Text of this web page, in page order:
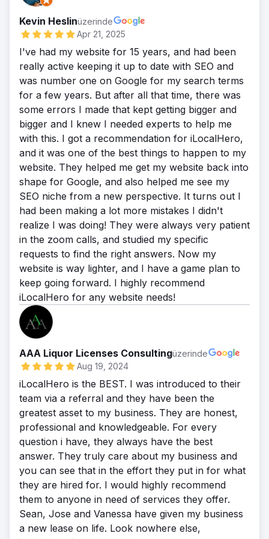
Kevin Heslinüzerinde
Apr 21, 2025
I've had my website for 15 years, and had been
really active keeping it up to date with SEO and
was number one on Google for my search terms
for a few years. But after all that time, there was
some errors I made that kept getting bigger and
bigger and I knew I needed experts to help me
with this. I got a recommendation for iLocalHero,
and it was one of the best things to happen to my
website. They helped me get my website back into
shape for Google, and also helped me see my
SEO niche from a new perspective. It turns out I
had been making a lot more mistakes I didn't
realize I was doing! They were always very patient
in the zoom calls, and studied my specific
requests to find the right answers. Now my
website is way lighter, and I have a game plan to
keep going forward. I highly recommend
iLocalHero for any website needs!
AAA Liquor Licenses Consultingüzerinde
Aug 19, 2024
iLocalHero is the BEST. I was introduced to their
team via a referral and they have been the
greatest asset to my business. They are honest,
professional and knowledgeable. For every
question i have, they always have the best
answer. They truly care about my business and
you can see that in the effort they put in for what
they are hired for. I would highly recommend
them to anyone in need of services they offer.
Sean, Jose and Vanessa have given my business
a new lease on life. Look nowhere else,